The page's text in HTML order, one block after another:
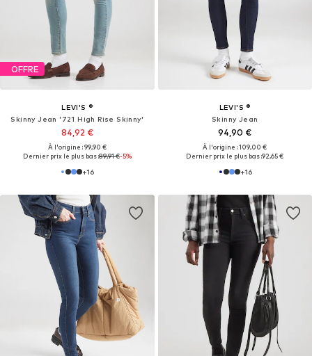
OFFRE
LEVI'S ®
Skinny Jean '721 High Rise Skinny'
84,92 €
À l'origine : 99,90 €
Dernier prix le plus bas :89,91 €-5%
+16
LEVI'S ®
Skinny Jean
94,90 €
À l'origine : 109,00 €
Dernier prix le plus bas :92,65 €
+16